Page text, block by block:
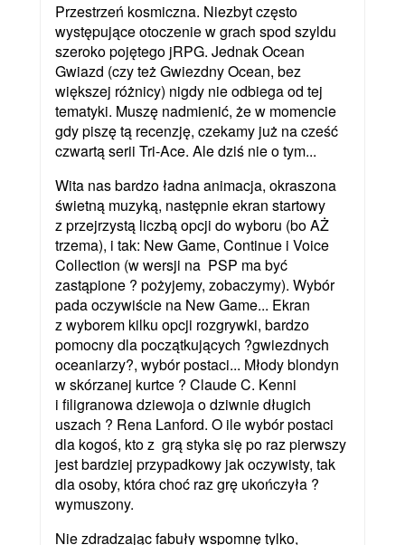
Przestrzeń kosmiczna. Niezbyt często
występujące otoczenie w grach spod szyldu
szeroko pojętego jRPG. Jednak Ocean
Gwiazd (czy też Gwiezdny Ocean, bez
większej różnicy) nigdy nie odbiega od tej
tematyki. Muszę nadmienić, że w momencie
gdy piszę tą recenzję, czekamy już na cześć
czwartą serii Tri-Ace. Ale dziś nie o tym...
Wita nas bardzo ładna animacja, okraszona
świetną muzyką, następnie ekran startowy
z przejrzystą liczbą opcji do wyboru (bo AŻ
trzema), i tak: New Game, Continue i Voice
Collection (w wersji na PSP ma być
zastąpione ? pożyjemy, zobaczymy). Wybór
pada oczywiście na New Game... Ekran
z wyborem kilku opcji rozgrywki, bardzo
pomocny dla początkujących ?gwiezdnych
oceaniarzy?, wybór postaci... Młody blondyn
w skórzanej kurtce ? Claude C. Kenni
i filigranowa dziewoja o dziwnie długich
uszach ? Rena Lanford. O ile wybór postaci
dla kogoś, kto z grą styka się po raz pierwszy
jest bardziej przypadkowy jak oczywisty, tak
dla osoby, która choć raz grę ukończyła ?
wymuszony.
Nie zdradzając fabuły wspomnę tylko,